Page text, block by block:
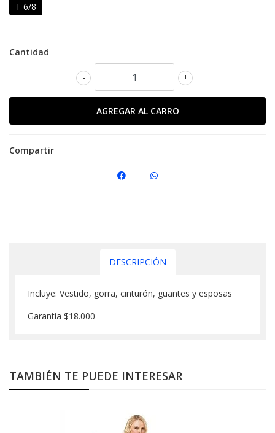
T 6/8
Cantidad
+
-
Compartir
DESCRIPCIÓN
Incluye: Vestido, gorra, cinturón, guantes y esposas
Garantía $18.000
TAMBIÉN TE PUEDE INTERESAR